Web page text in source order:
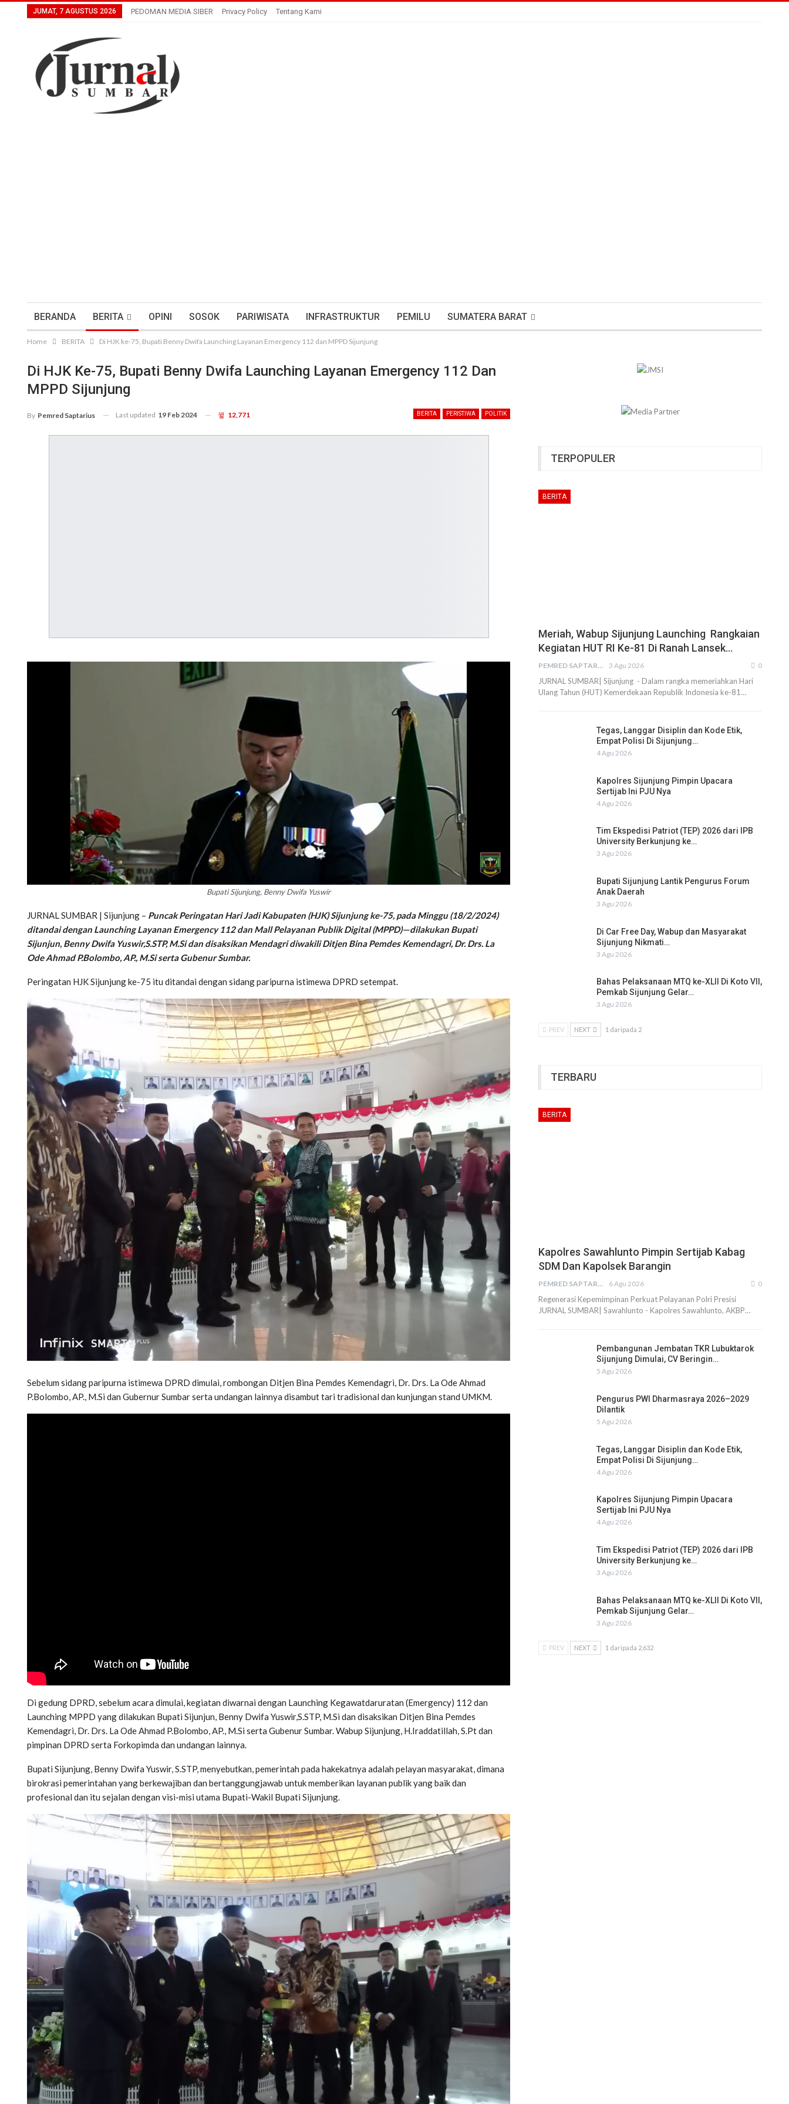
JUMAT, 7 AGUSTUS 2026 PEDOMAN MEDIA SIBER Privacy Policy Tentang Kami
BERANDA BERITA OPINI SOSOK PARIWISATA INFRASTRUKTUR PEMILU SUMATERA BARAT
Home BERITA Di HJK ke-75, Bupati Benny Dwifa Launching Layanan Emergency 112 dan MPPD Sijunjung
Di HJK Ke-75, Bupati Benny Dwifa Launching Layanan Emergency 112 Dan
MPPD Sijunjung
BERITA PERISTIWA POLITIK
By Pemred Saptarius Last updated 19 Feb 2024 12,771
Bupati Sijunjung, Benny Dwifa Yuswir
JURNAL SUMBAR | Sijunjung – Puncak Peringatan Hari Jadi Kabupaten (HJK) Sijunjung ke-75, pada Minggu (18/2/2024)
ditandai dengan Launching Layanan Emergency 112 dan Mall Pelayanan Publik Digital (MPPD)—dilakukan Bupati
Sijunjun, Benny Dwifa Yuswir,S.STP, M.Si dan disaksikan Mendagri diwakili Ditjen Bina Pemdes Kemendagri, Dr. Drs. La
Ode Ahmad P.Bolombo, AP., M.Si serta Gubenur Sumbar.
Peringatan HJK Sijunjung ke-75 itu ditandai dengan sidang paripurna istimewa DPRD setempat.
Sebelum sidang paripurna istimewa DPRD dimulai, rombongan Ditjen Bina Pemdes Kemendagri, Dr. Drs. La Ode Ahmad
P.Bolombo, AP., M.Si dan Gubernur Sumbar serta undangan lainnya disambut tari tradisional dan kunjungan stand UMKM.
Di gedung DPRD, sebelum acara dimulai, kegiatan diwarnai dengan Launching Kegawatdaruratan (Emergency) 112 dan
Launching MPPD yang dilakukan Bupati Sijunjun, Benny Dwifa Yuswir,S.STP, M.Si dan disaksikan Ditjen Bina Pemdes
Kemendagri, Dr. Drs. La Ode Ahmad P.Bolombo, AP., M.Si serta Gubenur Sumbar. Wabup Sijunjung, H.Iraddatillah, S.Pt dan
pimpinan DPRD serta Forkopimda dan undangan lainnya.
Bupati Sijunjung, Benny Dwifa Yuswir, S.STP, menyebutkan, pemerintah pada hakekatnya adalah pelayan masyarakat, dimana
birokrasi pemerintahan yang berkewajiban dan bertanggungjawab untuk memberikan layanan publik yang baik dan
profesional dan itu sejalan dengan visi-misi utama Bupati-Wakil Bupati Sijunjung.
TERPOPULER
BERITA
Meriah, Wabup Sijunjung Launching Rangkaian
Kegiatan HUT RI Ke-81 Di Ranah Lansek…
PEMRED SAPTARIUS 3 Agu 2026 0
JURNAL SUMBAR| Sijunjung - Dalam rangka memeriahkan Hari
Ulang Tahun (HUT) Kemerdekaan Republik Indonesia ke-81…
Tegas, Langgar Disiplin dan Kode Etik,
Empat Polisi Di Sijunjung…
4 Agu 2026
Kapolres Sijunjung Pimpin Upacara
Sertijab Ini PJU Nya
4 Agu 2026
Tim Ekspedisi Patriot (TEP) 2026 dari IPB
University Berkunjung ke…
3 Agu 2026
Bupati Sijunjung Lantik Pengurus Forum
Anak Daerah
3 Agu 2026
Di Car Free Day, Wabup dan Masyarakat
Sijunjung Nikmati…
3 Agu 2026
Bahas Pelaksanaan MTQ ke-XLII Di Koto VII,
Pemkab Sijunjung Gelar…
3 Agu 2026
PREV NEXT 1 daripada 2
TERBARU
BERITA
Kapolres Sawahlunto Pimpin Sertijab Kabag
SDM Dan Kapolsek Barangin
PEMRED SAPTARIUS 6 Agu 2026 0
Regenerasi Kepemimpinan Perkuat Pelayanan Polri Presisi
JURNAL SUMBAR| Sawahlunto - Kapolres Sawahlunto, AKBP…
Pembangunan Jembatan TKR Lubuktarok
Sijunjung Dimulai, CV Beringin…
5 Agu 2026
Pengurus PWI Dharmasraya 2026–2029
Dilantik
5 Agu 2026
Tegas, Langgar Disiplin dan Kode Etik,
Empat Polisi Di Sijunjung…
4 Agu 2026
Kapolres Sijunjung Pimpin Upacara
Sertijab Ini PJU Nya
4 Agu 2026
Tim Ekspedisi Patriot (TEP) 2026 dari IPB
University Berkunjung ke…
3 Agu 2026
Bahas Pelaksanaan MTQ ke-XLII Di Koto VII,
Pemkab Sijunjung Gelar…
3 Agu 2026
PREV NEXT 1 daripada 2,632